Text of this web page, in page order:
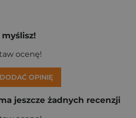
ocenę!
OPINIĘ
jeszcze żadnych recenzji